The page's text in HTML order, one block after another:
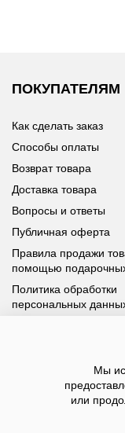
ПОКУПАТЕЛЯМ
Как сделать заказ
Способы оплаты
Возврат товара
Доставка товара
Вопросы и ответы
Публичная оферта
Правила продажи
помощью
Политика обработки
персональных
У вас возникли
Позвоните нам по
форму, мы
Мы
или